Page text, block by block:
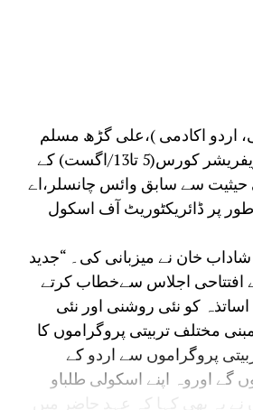
اردو اکادمی )،علی گڑھ مسلم
یونیورسٹی، علی گڑھ کے زیر اہتمام اردو اساتذہ کے لیےہفت روزہ ریفریشر کورس(5 تا13/اگست) کے
سے سابق وائس چانسلر،اے
پر ڈائریکٹوریٹ آف اسکول
شاداب خان نے میزبانی کی۔ “جدید
اجلاس سےخطاب کرتے
کو نئی روشنی اور نئی
مختلف تربیتی پروگراموں کا
پروگراموں سے اردو کے
اوروہ اپنے اسکولی طلباو
نے یہ بھی کہا کہ عہد حاضر میں